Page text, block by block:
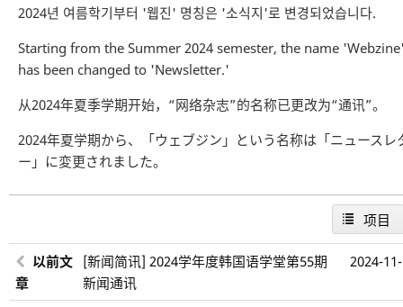
2024년 여름학기부터 '웹진' 명칭은 '소식지'로 변경되었습니다.
Starting from the Summer 2024 semester, the name
has been changed to 'Newsletter.'
从2024年夏季学期开始，“网络杂志”的名称已更改为“通讯”。
2024年夏学期から、「ウェブジン」という名称は「ニュースレ
ー」に変更されました。
项目
以前文
章
[新闻简讯] 2024学年度韩国语学堂第55期
新闻通讯
2024-